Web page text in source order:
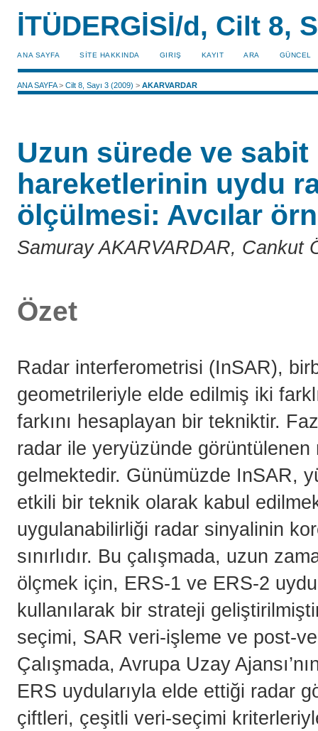
İTÜDERGİSİ/d, Cilt 8,
ANA SAYFA SİTE HAKKINDA GIRIŞ KAYIT ARA GÜNCEL
ANA SAYFA>Cilt 8, Sayı 3 (2009) >AKARVARDAR
Uzun sürede ve sabit
hareketlerinin uydu
ölçülmesi: Avcılar
Samuray AKARVARDAR, Cankut
Özet
Radar interferometrisi (InSAR),
geometrileriyle elde edilmiş iki
farkını hesaplayan bir tekniktir.
radar ile yeryüzünde görüntülenen
gelmektedir. Günümüzde InSAR,
etkili bir teknik olarak kabul
uygulanabilirliği radar sinyalinin
sınırlıdır. Bu çalışmada, uzun
ölçmek için, ERS-1 ve ERS-2
kullanılarak bir strateji
seçimi, SAR veri-işleme ve post-
Çalışmada, Avrupa Uzay
ERS uydularıyla elde ettiği radar
çiftleri, çeşitli veri-seçimi